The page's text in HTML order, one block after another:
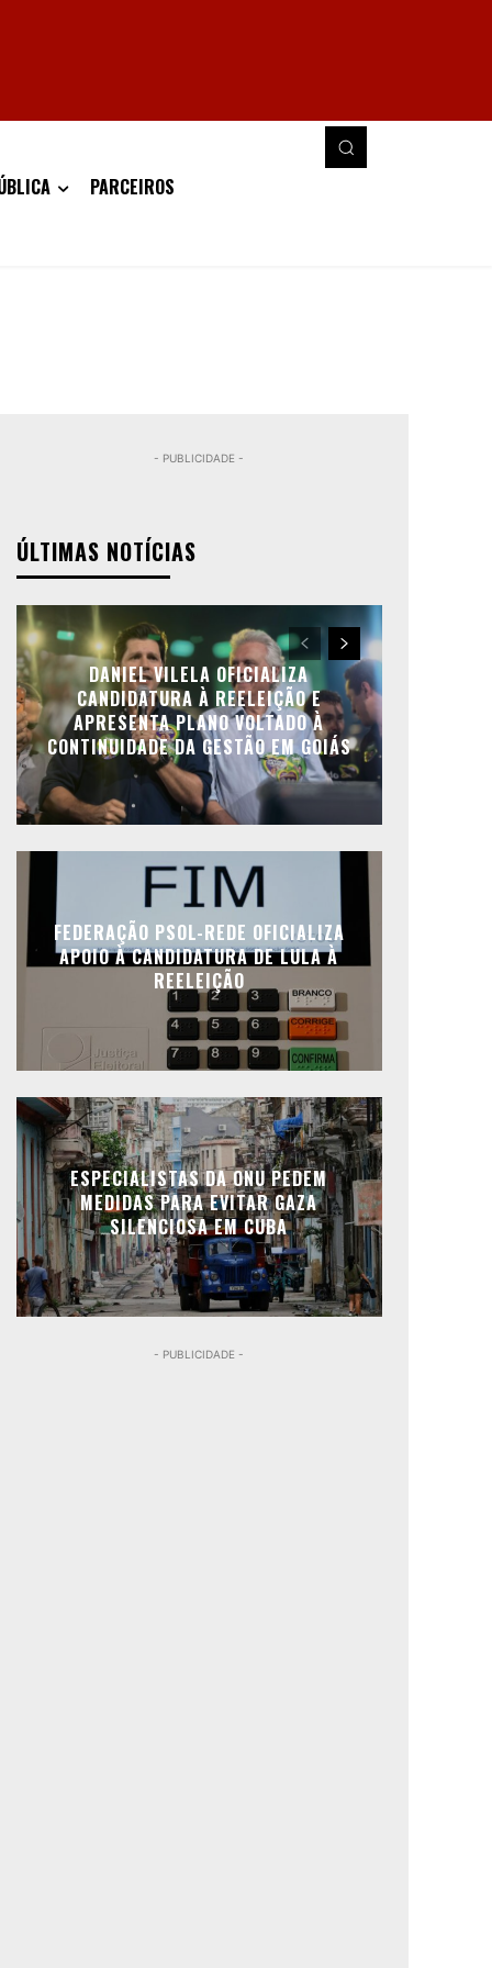
PARCEIROS
- PUBLICIDADE -
ÚLTIMAS NOTÍCIAS
DANIEL VILELA OFICIALIZA
CANDIDATURA À REELEIÇÃO E
APRESENTA PLANO VOLTADO À
CONTINUIDADE DA GESTÃO EM GOIÁS
FEDERAÇÃO PSOL-REDE OFICIALIZA
APOIO À CANDIDATURA DE LULA À
REELEIÇÃO
ESPECIALISTAS DA ONU PEDEM
MEDIDAS PARA EVITAR GAZA
SILENCIOSA EM CUBA
- PUBLICIDADE -